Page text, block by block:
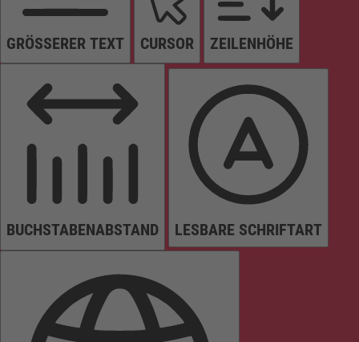
GRÖSSERER TEXT CURSOR ZEILENHÖHE
BUCHSTABENABSTAND LESBARE SCHRIFTART